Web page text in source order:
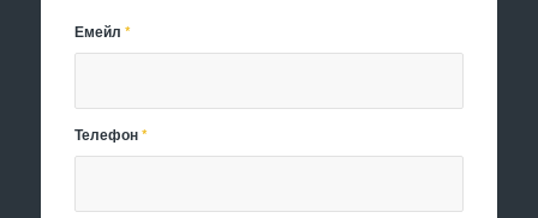
Емейл*
Телефон*